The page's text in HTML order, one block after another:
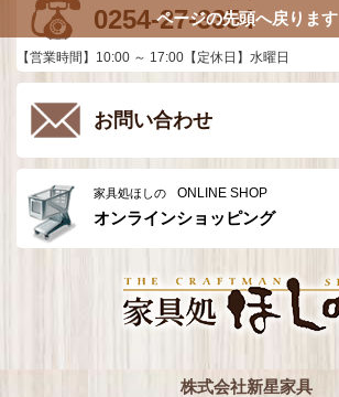
ページの先頭へ戻ります
0254-27-3354
【営業時間】10:00 ～ 17:00【定休日】水曜日
お問い合わせ
家具処ほしの ONLINE SHOP
オンラインショッピング
株式会社新星家具